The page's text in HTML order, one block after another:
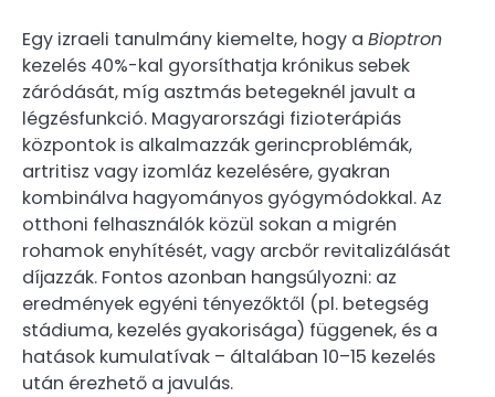
Egy izraeli tanulmány kiemelte, hogy a Bioptron
kezelés 40%-kal gyorsíthatja krónikus sebek
záródását, míg asztmás betegeknél javult a
légzésfunkció. Magyarországi fizioterápiás
központok is alkalmazzák gerincproblémák,
artritisz vagy izomláz kezelésére, gyakran
kombinálva hagyományos gyógymódokkal. Az
otthoni felhasználók közül sokan a migrén
rohamok enyhítését, vagy arcbőr revitalizálását
díjazzák. Fontos azonban hangsúlyozni: az
eredmények egyéni tényezőktől (pl. betegség
stádiuma, kezelés gyakorisága) függenek, és a
hatások kumulatívak – általában 10–15 kezelés
után érezhető a javulás.